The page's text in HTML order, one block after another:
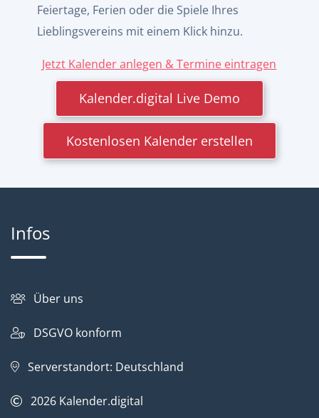
Feiertage, Ferien oder die Spiele Ihres
Lieblingsvereins mit einem Klick hinzu.
Jetzt Kalender anlegen & Termine eintragen
Kalender.digital Live Demo
Kostenlosen Kalender erstellen
Infos
Über uns
DSGVO konform
Serverstandort: Deutschland
2026 Kalender.digital